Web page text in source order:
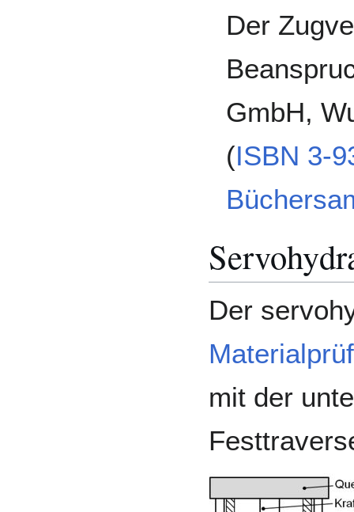
Der
GmbH,
(ISBN 3-
Der
mit der